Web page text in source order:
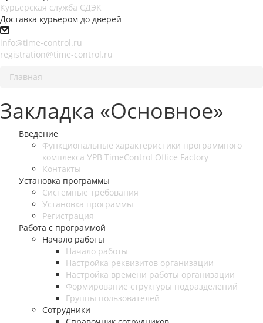
Курьерская служба СДЭК
Доставка курьером до дверей
info@time-control.ru
registration@time-control.ru
Главная
Закладка «Основное»
Введение
Функциональные характеристики программного
комплекса УРВ TimeControl Office Factory
Контакты
Установка программы
Системные требования
Установка программы
Регистрация
Работа с программой
Начало работы
Начало работы
Настройка реквизитов организации
Настройка времени работы организации
Формирование структуры подразделений
Группы пользователей
Сотрудники